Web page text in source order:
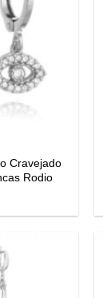
Cravejado
Rodio